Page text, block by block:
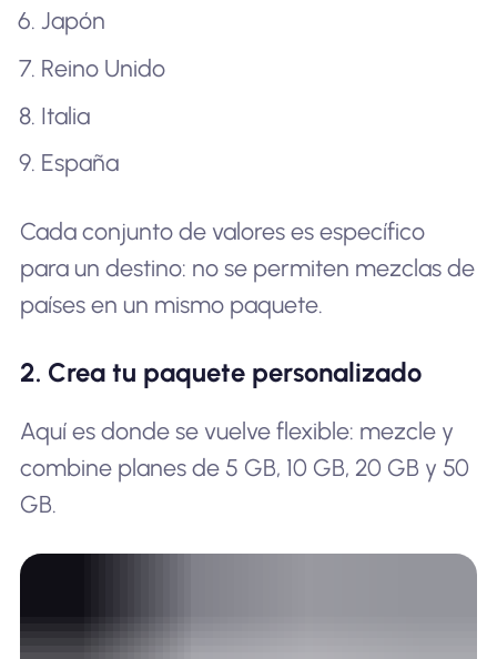
Japón
Reino Unido
Italia
España
Cada conjunto de valores es específico
para un destino: no se permiten mezclas de
países en un mismo paquete.
2. Crea tu paquete personalizado
Aquí es donde se vuelve flexible: mezcle y
combine planes de 5 GB, 10 GB, 20 GB y 50
GB.